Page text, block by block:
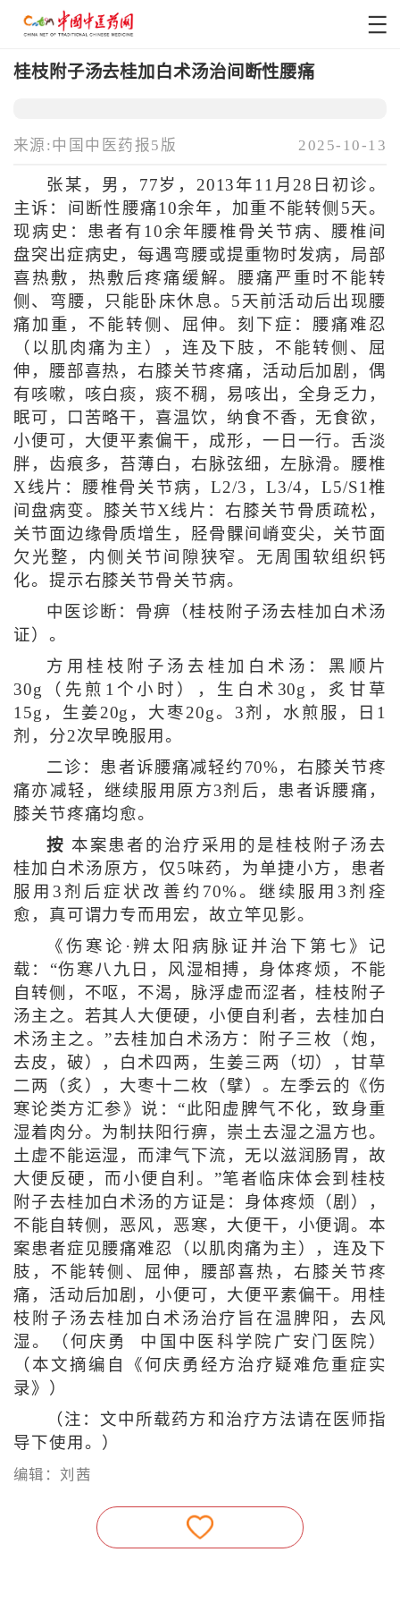
桂枝附子汤去桂加白术汤治间断性腰痛
来源:中国中医药报5版 2025-10-13
张某，男，77岁，2013年11月28日初诊。
主诉：间断性腰痛10余年，加重不能转侧5天。
现病史：患者有10余年腰椎骨关节病、腰椎间
盘突出症病史，每遇弯腰或提重物时发病，局部
喜热敷，热敷后疼痛缓解。腰痛严重时不能转
侧、弯腰，只能卧床休息。5天前活动后出现腰
痛加重，不能转侧、屈伸。刻下症：腰痛难忍
（以肌肉痛为主），连及下肢，不能转侧、屈
伸，腰部喜热，右膝关节疼痛，活动后加剧，偶
有咳嗽，咳白痰，痰不稠，易咳出，全身乏力，
眠可，口苦略干，喜温饮，纳食不香，无食欲，
小便可，大便平素偏干，成形，一日一行。舌淡
胖，齿痕多，苔薄白，右脉弦细，左脉滑。腰椎
X线片：腰椎骨关节病，L2/3，L3/4，L5/S1椎
间盘病变。膝关节X线片：右膝关节骨质疏松，
关节面边缘骨质增生，胫骨髁间嵴变尖，关节面
欠光整，内侧关节间隙狭窄。无周围软组织钙
化。提示右膝关节骨关节病。
中医诊断：骨痹（桂枝附子汤去桂加白术汤
证）。
方用桂枝附子汤去桂加白术汤：黑顺片
30g（先煎1个小时），生白术30g，炙甘草
15g，生姜20g，大枣20g。3剂，水煎服，日1
剂，分2次早晚服用。
二诊：患者诉腰痛减轻约70%，右膝关节疼
痛亦减轻，继续服用原方3剂后，患者诉腰痛，
膝关节疼痛均愈。
按 本案患者的治疗采用的是桂枝附子汤去
桂加白术汤原方，仅5味药，为单捷小方，患者
服用3剂后症状改善约70%。继续服用3剂痊
愈，真可谓力专而用宏，故立竿见影。
《伤寒论·辨太阳病脉证并治下第七》记
载：“伤寒八九日，风湿相搏，身体疼烦，不能
自转侧，不呕，不渴，脉浮虚而涩者，桂枝附子
汤主之。若其人大便硬，小便自利者，去桂加白
术汤主之。”去桂加白术汤方：附子三枚（炮，
去皮，破），白术四两，生姜三两（切），甘草
二两（炙），大枣十二枚（擘）。左季云的《伤
寒论类方汇参》说：“此阳虚脾气不化，致身重
湿着肉分。为制扶阳行痹，崇土去湿之温方也。
土虚不能运湿，而津气下流，无以滋润肠胃，故
大便反硬，而小便自利。”笔者临床体会到桂枝
附子去桂加白术汤的方证是：身体疼烦（剧），
不能自转侧，恶风，恶寒，大便干，小便调。本
案患者症见腰痛难忍（以肌肉痛为主），连及下
肢，不能转侧、屈伸，腰部喜热，右膝关节疼
痛，活动后加剧，小便可，大便平素偏干。用桂
枝附子汤去桂加白术汤治疗旨在温脾阳，去风
湿。（何庆勇 中国中医科学院广安门医院）
（本文摘编自《何庆勇经方治疗疑难危重症实
录》）
（注：文中所载药方和治疗方法请在医师指
导下使用。）
编辑：刘茜